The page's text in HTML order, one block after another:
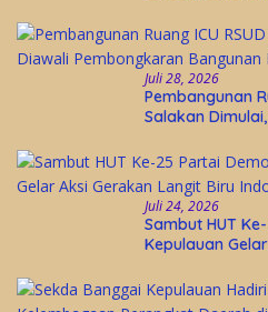
Juli 28, 2026
Pembangunan
Salakan
Juli 24, 2026
Sambut HUT
Kepulauan